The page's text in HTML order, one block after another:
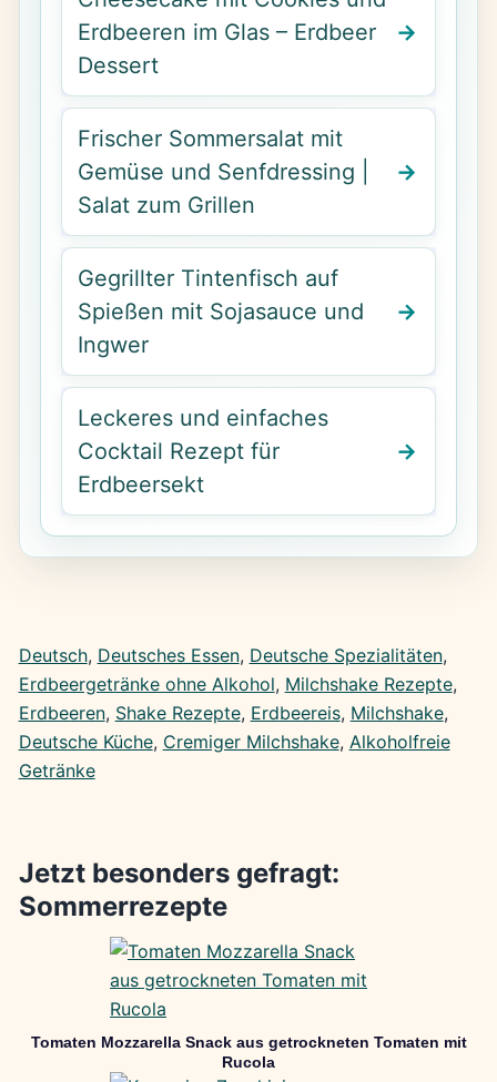
Erdbeeren im Glas – Erdbeer
Dessert
Frischer Sommersalat mit
Gemüse und Senfdressing |
Salat zum Grillen
Gegrillter Tintenfisch auf
Spießen mit Sojasauce und
Ingwer
Leckeres und einfaches
Cocktail Rezept für
Erdbeersekt
Deutsch, Deutsches Essen, Deutsche Spezialitäten
Erdbeergetränke ohne Alkohol, Milchshake Rezepte
Erdbeeren, Shake Rezepte, Erdbeereis, Milchshake
Deutsche Küche, Cremiger Milchshake, Alkoholfreie
Getränke
Jetzt besonders gefragt:
Sommerrezepte
Tomaten Mozzarella Snack aus getrockneten Tomaten mit
Rucola